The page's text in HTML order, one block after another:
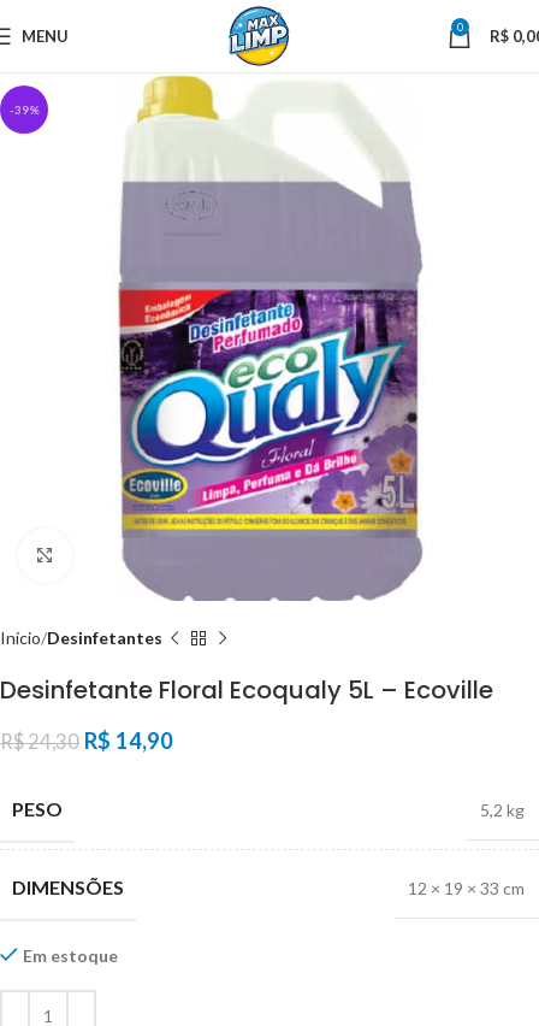
MENU 0 R$
-39%
Início Desinfetantes
Desinfetante Floral Ecoqualy 5L – Ecoville
R$24,30 R$ 14,90
PESO 5,2 kg
DIMENSÕES 12 × 19 × 33 cm
Em estoque